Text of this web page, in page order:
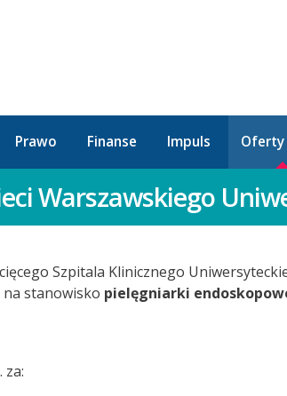
Prawo Finanse Impuls Oferty
Warszawskiego
Szpitala Klinicznego
stanowisko pielęgniarki